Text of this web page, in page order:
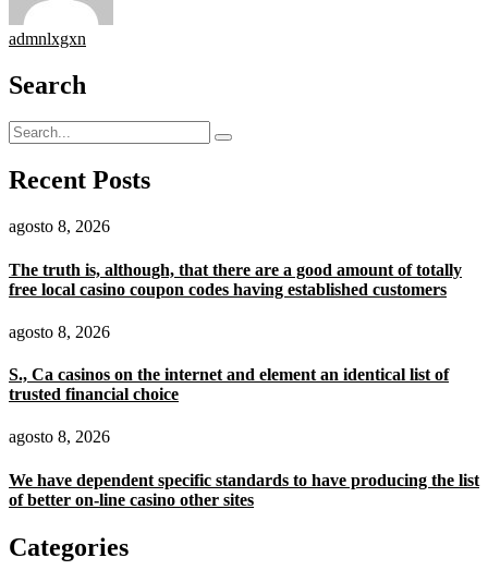
admnlxgxn
Search
Recent Posts
agosto 8, 2026
The truth is, although, that there are a good amount of totally
free local casino coupon codes having established customers
agosto 8, 2026
S., Ca casinos on the internet and element an identical list of
trusted financial choice
agosto 8, 2026
We have dependent specific standards to have producing the list
of better on-line casino other sites
Categories